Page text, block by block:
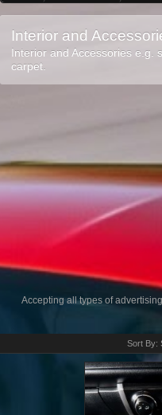
Interior and
Interior and Accessories e.g.
carpet.
Accepting all types of
Sort By: